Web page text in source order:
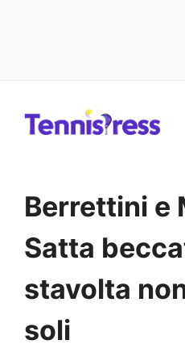
Berrettini e
Satta
stavolta
soli